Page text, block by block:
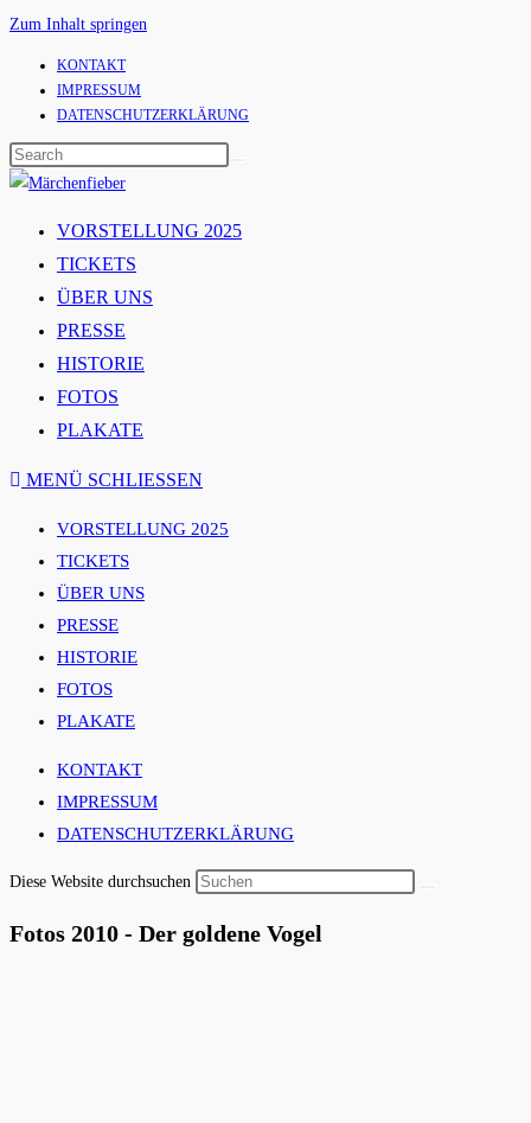
Zum Inhalt springen
KONTAKT
IMPRESSUM
DATENSCHUTZERKLÄRUNG
VORSTELLUNG 2025
TICKETS
ÜBER UNS
PRESSE
HISTORIE
FOTOS
PLAKATE
MENÜ SCHLIESSEN
VORSTELLUNG 2025
TICKETS
ÜBER UNS
PRESSE
HISTORIE
FOTOS
PLAKATE
KONTAKT
IMPRESSUM
DATENSCHUTZERKLÄRUNG
Diese Website durchsuchen
Fotos 2010 - Der goldene Vogel